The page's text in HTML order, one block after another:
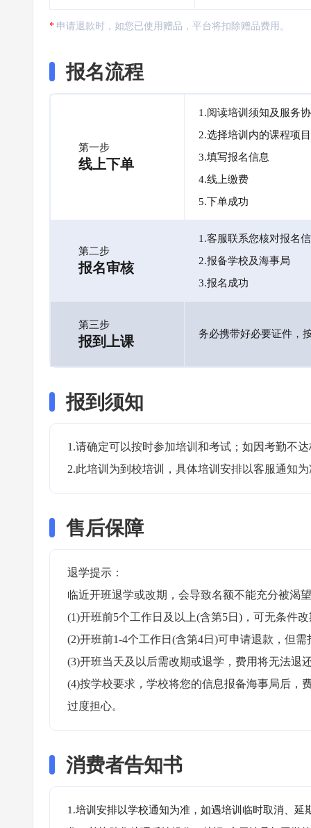
申请退款时，如您已使用赠品，平台将扣除赠品费用。
报名流程
第一步
线上下单
1.阅读培训须知及服务
2.选择培训内的课程项目
3.填写报名信息
4.线上缴费
5.下单成功
第二步
报名审核
1.客服联系您核对报名
2.报备学校及海事局
3.报名成功
第三步
报到上课 务必携带好必要证件，
报到须知
1.请确定可以按时参加培训和考试；如因考勤不
2.此培训为到校培训，具体培训安排以客服通知
售后保障
退学提示：
临近开班退学或改期，会导致名额不能充分被渴
(1)开班前5个工作日及以上(含第5日)，可无条件
(2)开班前1-4个工作日(含第4日)可申请退款，但
(3)开班当天及以后需改期或退学，费用将无法退
(4)按学校要求，学校将您的信息报备海事局后，
过度担心。
消费者告知书
1.培训安排以学校通知为准，如遇培训临时取消、